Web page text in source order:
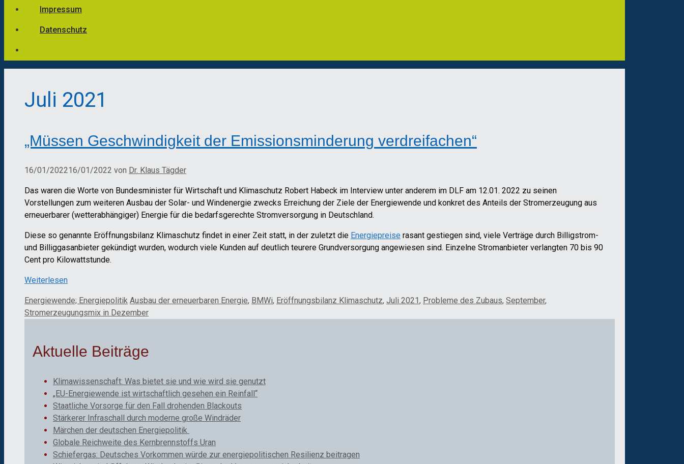
Impressum
Datenschutz
Juli 2021
„Müssen Geschwindigkeit der Emissionsminderung verdreifachen“
16/01/202216/01/2022 von Dr. Klaus Tägder
Das waren die Worte von Bundesminister für Wirtschaft und Klimaschutz Robert Habeck im Interview unter anderem im DLF am 12.01. 2022 zu seinen
Vorstellungen zum weiteren Ausbau der Solar- und Windenergie zwecks Erreichung der Ziele der Energiewende und konkret des Anteils der Stromerzeugung aus
erneuerbarer (wetterabhängiger) Energie für die bedarfsgerechte Stromversorgung in Deutschland.
Diese so genannte Eröffnungsbilanz Klimaschutz findet in einer Zeit statt, in der zuletzt die Energiepreise rasant gestiegen sind, viele Verträge durch Billigstrom-
und Billiggasanbieter gekündigt wurden, wodurch viele Kunden auf deutlich teurere Grundversorgung angewiesen sind. Einzelne Stromanbieter verlangten 70 bis 90
Cent pro Kilowattstunde.
Weiterlesen
Kategorien
Energiewende; Energiepolitik Schlagwörter
Ausbau der erneuerbaren Energie, BMWi, Eröffnungsbilanz Klimaschutz, Juli 2021 , Probleme des Zubaus, September,
Stromerzeugungsmix in Dezember
Aktuelle Beiträge
Klimawissenschaft: Was bietet sie und wie wird sie genutzt
„EU-Energiewende ist wirtschaftlich gesehen ein Reinfall“
Staatliche Vorsorge für den Fall drohenden Blackouts
Stärkerer Infraschall durch moderne große Windräder
Märchen der deutschen Energiepolitik
Globale Reichweite des Kernbrennstoffs Uran
Schiefergas: Deutsches Vorkommen würde zur energiepolitischen Resilienz beitragen